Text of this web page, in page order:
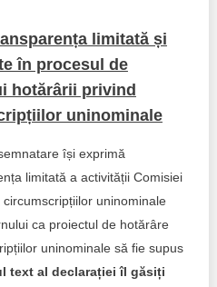
politici locale din
transparența instituțiilor
societății civile
limitată și
în procesul de
hotărârii privind
uninominale
își exprimă
limitată a activității Comisiei
uninominale
ca proiectul de hotărâre
uninominale să fie supus
text al declarației îl găsiți